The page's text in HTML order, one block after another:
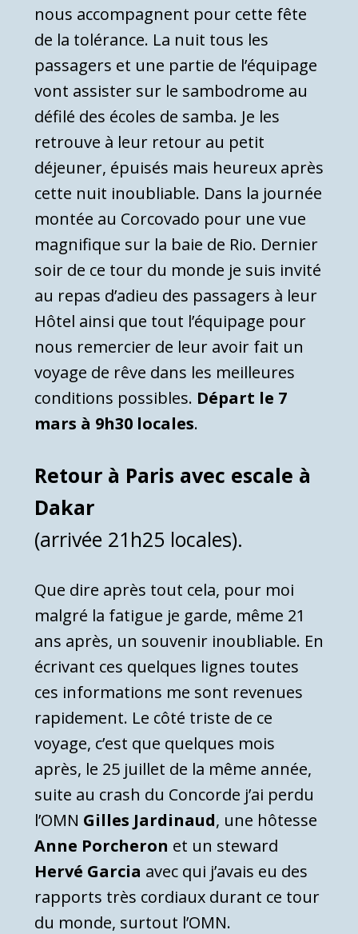
nous accompagnent pour cette fête
de la tolérance. La nuit tous les
passagers et une partie de l’équipage
vont assister sur le sambodrome au
défilé des écoles de samba. Je les
retrouve à leur retour au petit
déjeuner, épuisés mais heureux après
cette nuit inoubliable. Dans la journée
montée au Corcovado pour une vue
magnifique sur la baie de Rio. Dernier
soir de ce tour du monde je suis invité
au repas d’adieu des passagers à leur
Hôtel ainsi que tout l’équipage pour
nous remercier de leur avoir fait un
voyage de rêve dans les meilleures
conditions possibles. Départ le 7
mars à 9h30 locales.
Retour à Paris avec escale à
Dakar
(arrivée 21h25 locales).
Que dire après tout cela, pour moi
malgré la fatigue je garde, même 21
ans après, un souvenir inoubliable. En
écrivant ces quelques lignes toutes
ces informations me sont revenues
rapidement. Le côté triste de ce
voyage, c’est que quelques mois
après, le 25 juillet de la même année,
suite au crash du Concorde j’ai perdu
l’OMN Gilles Jardinaud, une hôtesse
Anne Porcheron et un steward
Hervé Garcia avec qui j’avais eu des
rapports très cordiaux durant ce tour
du monde, surtout l’OMN.